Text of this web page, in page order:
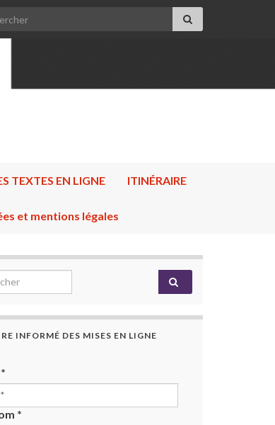
for:
TEXTES EN LIGNE ITINÉRAIRE
et mentions légales
INFORMÉ DES MISES EN LIGNE
*
*